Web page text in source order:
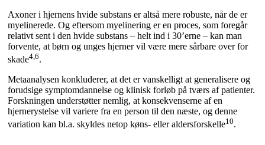
Axoner i hjernens hvide substans er altså mere robuste, når de er
myelinerede. Og eftersom myelinering er en proces, som foregår
relativt sent i den hvide substans – helt ind i 30’erne – kan man
forvente, at børn og unges hjerner vil være mere sårbare over for
skade4,6.
Metaanalysen konkluderer, at det er vanskelligt at generalisere og
forudsige symptomdannelse og klinisk forløb på tværs af patienter.
Forskningen understøtter nemlig, at konsekvenserne af en
hjernerystelse vil variere fra en person til den næste, og denne
variation kan bl.a. skyldes netop køns- eller aldersforskelle10.